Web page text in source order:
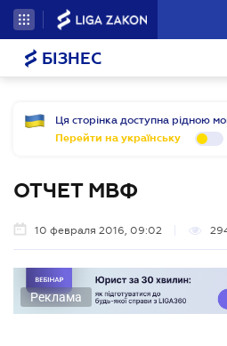
БІЗНЕС
Ця сторінка доступна рідною
Перейти на українську
ОТЧЕТ МВФ
10 февраля 2016, 09:02
Реклама